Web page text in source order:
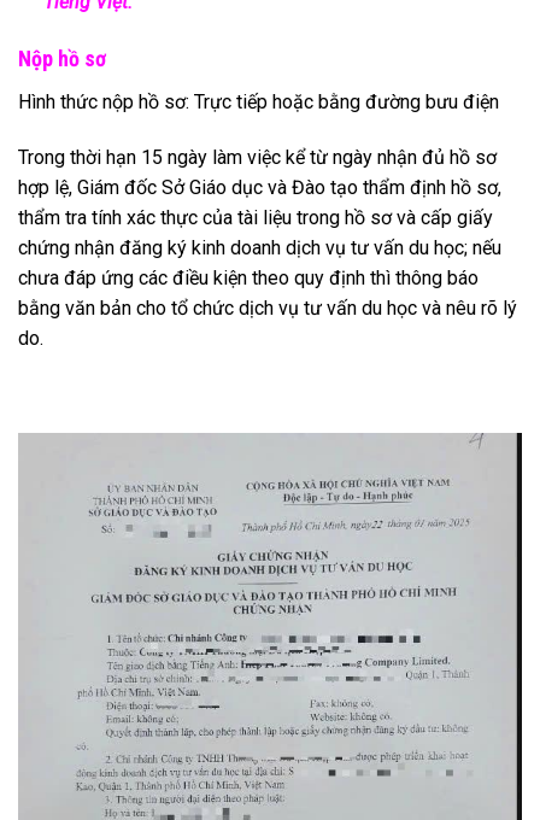
Nộp hồ sơ
Hình thức nộp hồ sơ: Trực tiếp hoặc bằng đường bưu điện
Trong thời hạn 15 ngày làm việc kể từ ngày nhận đủ hồ sơ
hợp lệ, Giám đốc Sở Giáo dục và Đào tạo thẩm định hồ sơ,
thẩm tra tính xác thực của tài liệu trong hồ sơ và cấp giấy
chứng nhận đăng ký kinh doanh dịch vụ tư vấn du học; nếu
chưa đáp ứng các điều kiện theo quy định thì thông báo
bằng văn bản cho tổ chức dịch vụ tư vấn du học và nêu rõ lý
do.